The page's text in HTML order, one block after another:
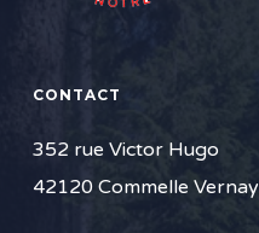
CONTACT
352 rue Victor Hugo
42120 Commelle Vernay